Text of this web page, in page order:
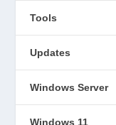
Tools
Updates
Windows Server
Windows 11